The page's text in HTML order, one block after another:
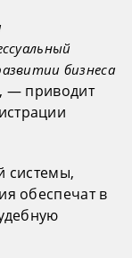
бизнеса
, — приводит
системы,
обеспечат в